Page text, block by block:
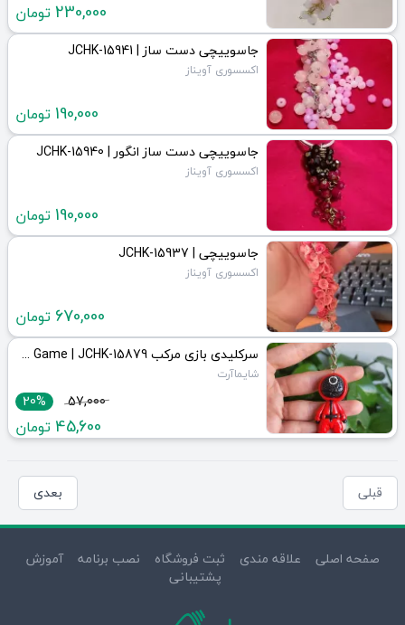
230,000تومان
جاسوییچی دست ساز | JCHK-15941
اکسسوری آویناز
190,000 تومان
جاسوییچی دست ساز انگور | JCHK-15940
اکسسوری آویناز
190,000 تومان
جاسوییچی | JCHK-15937
اکسسوری آویناز
670,000 تومان
سرکلیدی بازی مرکب Squid Game | JCHK-15879
شایماآرت
20% 57,000
45,600 تومان
قبلی بعدی
صفحه اصلی علاقه مندی ثبت فروشگاه نصب برنامه
آموزش
پشتیبانی